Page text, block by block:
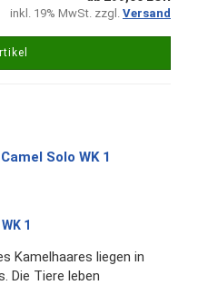
inkl. 19% MwSt. zzgl. Versand
1
Kamelhaares liegen in
Die Tiere leben